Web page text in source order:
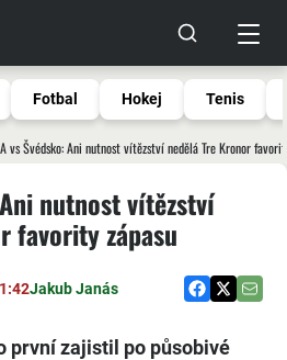
Fotbal Hokej Tenis
vs Švédsko: Ani nutnost vítězství nedělá Tre Kronor
nutnost vítězství
favority zápasu
Jakub Janás
první zajistil po působivé